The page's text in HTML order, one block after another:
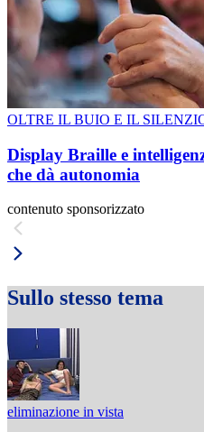
OLTRE IL BUIO E IL
Display Braille e
che dà autonomia
contenuto sponsorizzato
Sullo stesso tema
eliminazione in vista